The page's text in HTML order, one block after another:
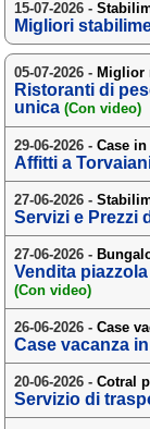
15-07-2026 -
Migliori
05-07-2026 - Miglior
Ristoranti di
unica (Con video)
29-06-2026 - Case
Affitti a
27-06-2026 -
Servizi e Prezzi
27-06-2026 -
Vendita
(Con video)
26-06-2026 - Case
Case vacanza
20-06-2026 - Cotral
Servizio di
Marche(244)
Molise(38)
Piemonte (117)
Puglia(786)
Sardegna(455)
Sicilia(821)
Toscana(448)
Trentino - Alto
(139)
Valle d'Aosta